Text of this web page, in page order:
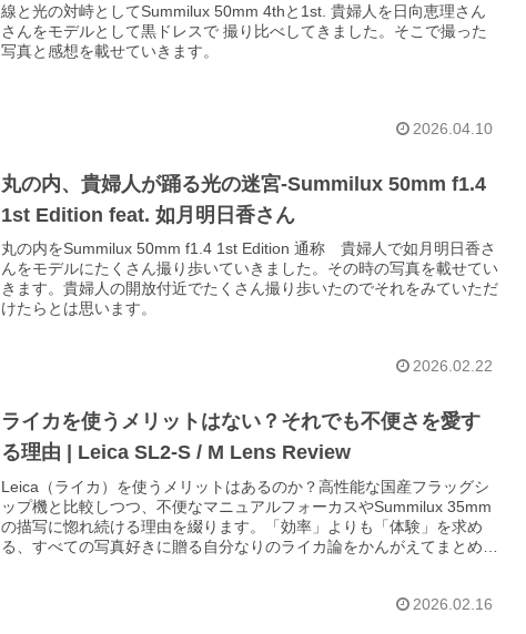
線と光の対峙としてSummilux 50mm 4thと1st. 貴婦人を日向恵理さん
さんをモデルとして黒ドレスで 撮り比べしてきました。そこで撮った
写真と感想を載せていきます。
2026.04.10
丸の内、貴婦人が踊る光の迷宮-Summilux 50mm f1.4
1st Edition feat. 如月明日香さん
丸の内をSummilux 50mm f1.4 1st Edition 通称 貴婦人で如月明日香さ
んをモデルにたくさん撮り歩いていきました。その時の写真を載せてい
きます。貴婦人の開放付近でたくさん撮り歩いたのでそれをみていただ
けたらとは思います。
2026.02.22
ライカを使うメリットはない？それでも不便さを愛す
る理由 | Leica SL2-S / M Lens Review
Leica（ライカ）を使うメリットはあるのか？高性能な国産フラッグシ
ップ機と比較しつつ、不便なマニュアルフォーカスやSummilux 35mm
の描写に惚れ続ける理由を綴ります。「効率」よりも「体験」を求め
る、すべての写真好きに贈る自分なりのライカ論をかんがえてまとめて
2026.02.16